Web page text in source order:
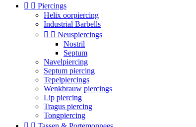
  Piercings
Helix oorpiercing
Industrial Barbells
  Neuspiercings
Nostril
Septum
Navelpiercing
Septum piercing
Tepelpiercings
Wenkbrauw piercings
Lip piercing
Tragus piercing
Tongpiercing